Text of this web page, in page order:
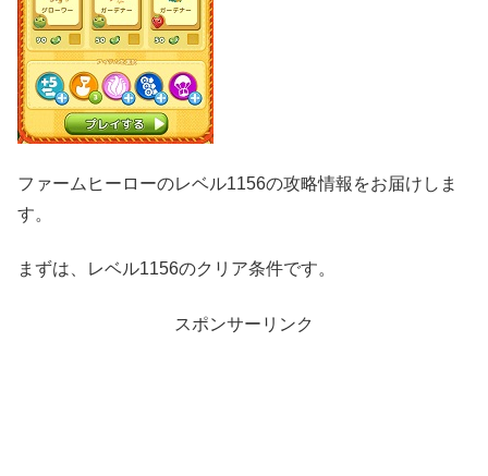
ファームヒーローのレベル1156の攻略情報をお届けしま
す。
まずは、レベル1156のクリア条件です。
スポンサーリンク